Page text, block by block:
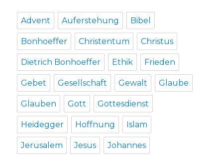
Advent Auferstehung Bibel
Bonhoeffer Christentum Christus
Dietrich Bonhoeffer Ethik Frieden
Gebet Gesellschaft Gewalt Glaube
Glauben Gott Gottesdienst
Heidegger Hoffnung Islam
Jerusalem Jesus Johannes